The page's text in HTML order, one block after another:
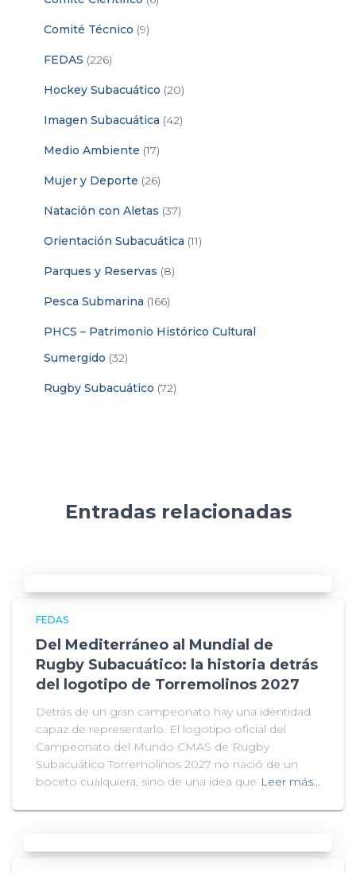
Comité Técnico (9)
FEDAS (226)
Hockey Subacuático (20)
Imagen Subacuática (42)
Medio Ambiente (17)
Mujer y Deporte (26)
Natación con Aletas (37)
Orientación Subacuática (11)
Parques y Reservas (8)
Pesca Submarina (166)
PHCS – Patrimonio Histórico Cultural
Sumergido (32)
Rugby Subacuático (72)
Entradas relacionadas
FEDAS
Del Mediterráneo al Mundial de
Rugby Subacuático: la historia detrás
del logotipo de Torremolinos 2027
Detrás de un gran campeonato hay una identidad
capaz de representarlo. El logotipo oficial del
Campeonato del Mundo CMAS de Rugby
Subacuático Torremolinos 2027 no nació de un
boceto cualquiera, sino de una idea que Leer más…